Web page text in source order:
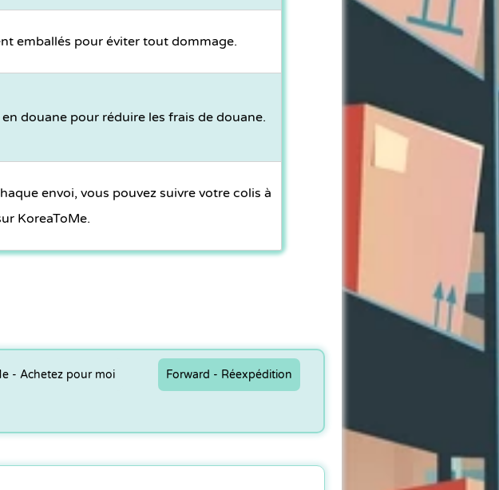
emballés pour éviter tout dommage.
douane pour réduire les frais de douane.
envoi, vous pouvez suivre votre colis à
KoreaToMe.
- Achetez pour moi Forward - Réexpédition